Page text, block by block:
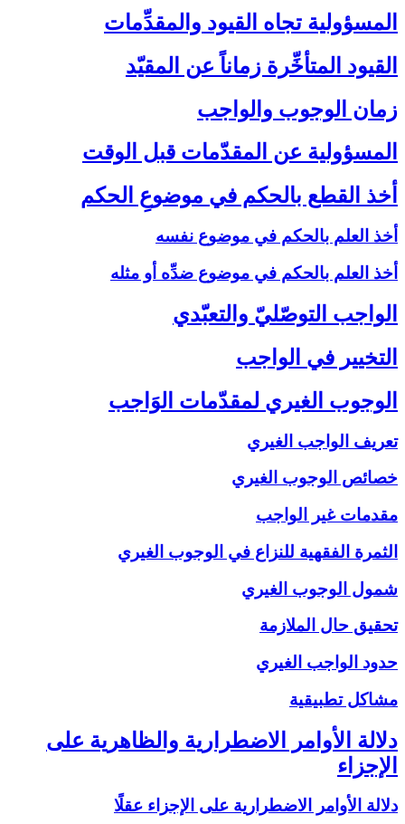
المسؤولية تجاه القيود والمقدِّمات‏
القيود المتأخِّرة زماناً عن المقيّد
زمان الوجوب والواجب‏
المسؤولية عن المقدّمات قبل الوقت‏
أخذ القطع بالحكم في موضوعِ الحكم‏
أخذ العلم بالحكم في موضوع نفسه
أخذ العلم بالحكم في موضوع ضدِّه أو مثله
الواجب التوصّليّ والتعبّدي‏
التخيير في الواجب‏
الوجوب الغيري لمقدّمات الوَاجب‏
تعريف الواجب الغيري
خصائص الوجوب الغيري
مقدمات غير الواجب
الثمرة الفقهية للنزاع في الوجوب الغيري
شمول الوجوب الغيري
تحقيق حال الملازمة
حدود الواجب الغيري
مشاكل تطبيقية
دلالة الأوامر الاضطرارية والظاهرية على
الإجزاء
دلالة الأوامر الاضطرارية على الإجزاء عقلًا